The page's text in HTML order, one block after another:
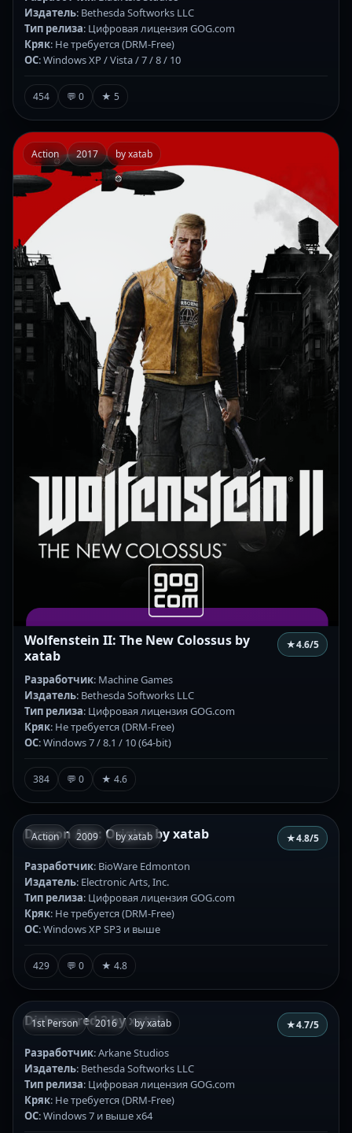
Издатель: Bethesda Softworks LLC
Тип релиза: Цифровая лицензия GOG.com
Кряк: Не требуется (DRM-Free)
ОС: Windows XP / Vista / 7 / 8 / 10
454 💬 0 ★ 5
Action 2017 by xatab
Wolfenstein II: The New Colossus by
xatab
★4.6/5
Разработчик: Machine Games
Издатель: Bethesda Softworks LLC
Тип релиза: Цифровая лицензия GOG.com
Кряк: Не требуется (DRM-Free)
ОС: Windows 7 / 8.1 / 10 (64-bit)
384 💬 0 ★ 4.6
Action 2009 by xatab
Dragon Age: Origins by xatab ★4.8/5
Разработчик: BioWare Edmonton
Издатель: Electronic Arts, Inc.
Тип релиза: Цифровая лицензия GOG.com
Кряк: Не требуется (DRM-Free)
ОС: Windows XP SP3 и выше
429 💬 0 ★ 4.8
1st Person 2016 by xatab
Dishonored 2 by xatab ★4.7/5
Разработчик: Arkane Studios
Издатель: Bethesda Softworks LLC
Тип релиза: Цифровая лицензия GOG.com
Кряк: Не требуется (DRM-Free)
ОС: Windows 7 и выше x64